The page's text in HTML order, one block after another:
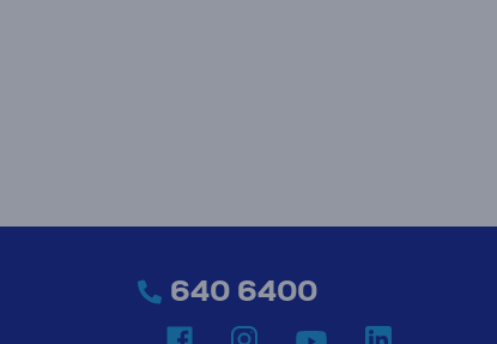
640 6400